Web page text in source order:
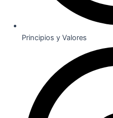
Principios y Valores